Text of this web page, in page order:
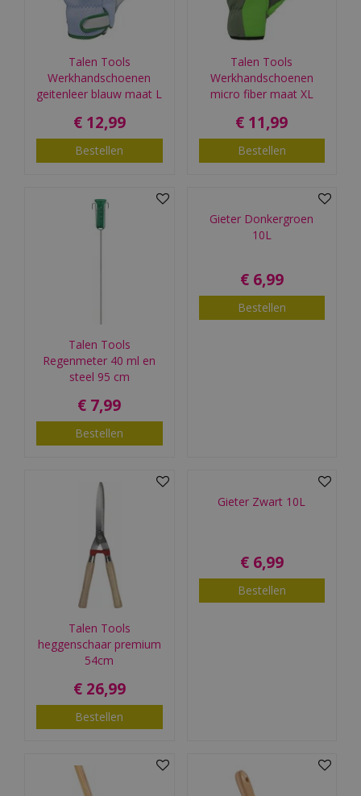
Talen Tools
Werkhandschoenen
geitenleer blauw maat L
€ 12,99
Bestellen
Talen Tools
Werkhandschoenen
micro fiber maat XL
€ 11,99
Bestellen
Talen Tools
Regenmeter 40 ml en
steel 95 cm
€ 7,99
Bestellen
Gieter Donkergroen
10L
€ 6,99
Bestellen
Talen Tools
heggenschaar premium
54cm
€ 26,99
Bestellen
Gieter Zwart 10L
€ 6,99
Bestellen